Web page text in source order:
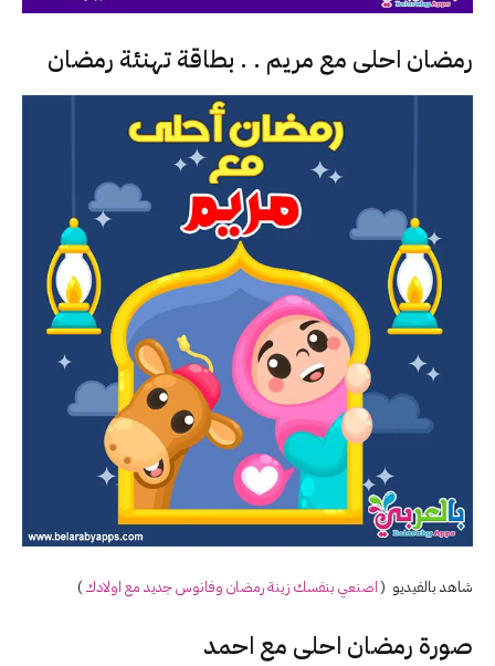
رمضان احلى مع مريم . . بطاقة تهنئة رمضان
شاهد بالفيديو (اصنعي بنفسك زينة رمضان وفانوس جديد مع اولادك )
صورة رمضان احلى مع احمد